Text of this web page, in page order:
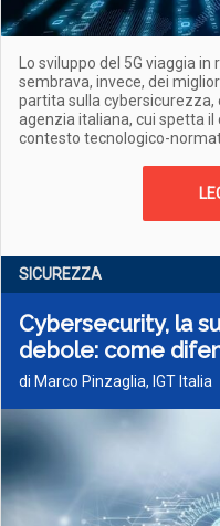
Lo sviluppo del 5G viaggia
sembrava, invece, dei
partita sulla cybersicurezza,
agenzia italiana, cui spetta
contesto tecnologico-
SICUREZZA
Cybersecurity, la
debole: come
di Marco Pinzaglia, IGT Italia